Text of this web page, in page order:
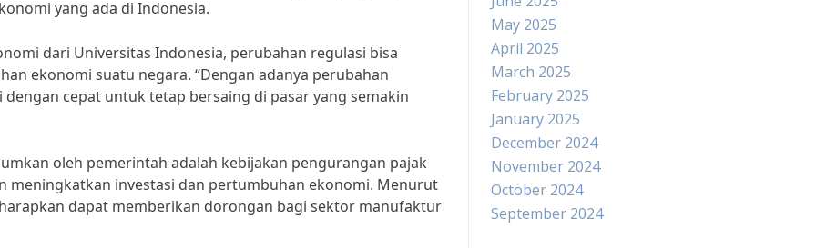
yang ada di Indonesia.
dari Universitas Indonesia, perubahan regulasi bisa
ekonomi suatu negara. “Dengan adanya perubahan
cepat untuk tetap bersaing di pasar yang semakin
oleh pemerintah adalah kebijakan pengurangan pajak
meningkatkan investasi dan pertumbuhan ekonomi. Menurut
dapat memberikan dorongan bagi sektor manufaktur
May 2025
April 2025
March 2025
February 2025
January 2025
December 2024
November 2024
October 2024
September 2024